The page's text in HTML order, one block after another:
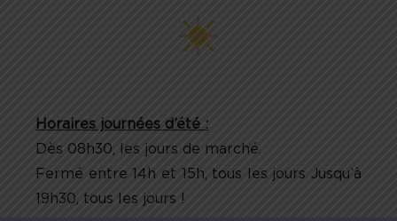
Horaires journées d’été :
Dès 08h30, les jours de marché.
Fermé entre 14h et 15h, tous les jours Jusqu’à
19h30, tous les jours !